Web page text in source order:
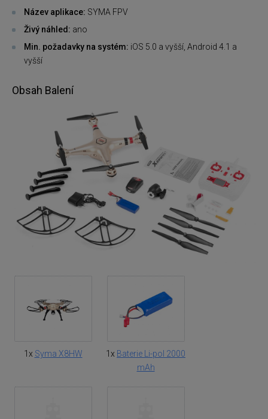
Název aplikace: SYMA FPV
Živý náhled: ano
Min. požadavky na systém: iOS 5.0 a vyšší, Android 4.1 a
vyšší
Obsah Balení
1x Syma X8HW 1x Baterie Li-pol 2000
mAh